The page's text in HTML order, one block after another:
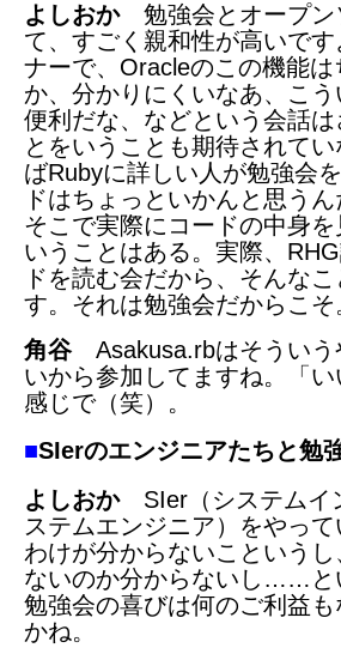
よしおか勉強会とオープン
て、すごく親和性が高いで
ナーで、Oracleのこの機能
か、分かりにくいなあ、こ
便利だな、などという会話
とをいうことも期待されて
ばRubyに詳しい人が勉強会
ドはちょっといかんと思う
そこで実際にコードの中身
いうことはある。実際、
ドを読む会だから、そんな
す。それは勉強会だからこそ
角谷Asakusa.rbはそういう
いから参加してますね。「
感じで（笑）。
■SIerのエンジニアたちと勉
よしおかSIer（システムイ
ステムエンジニア）をやっ
わけが分からないこという
ないのか分からないし……と
勉強会の喜びは何のご利益
かね。